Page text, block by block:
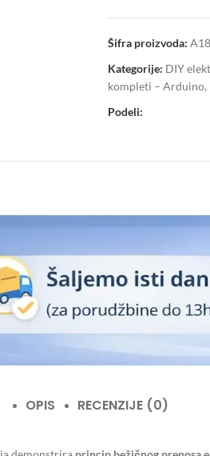
Šifra proizvoda:
Kategorije: DIY
kompleti – Arduino,
Podeli:
OPIS RECENZIJE (0)